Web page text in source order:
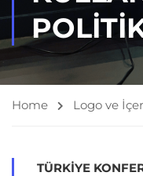
Home Logo ve
TÜRKIYE